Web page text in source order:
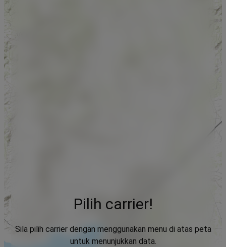
Pilih carrier!
Sila pilih carrier dengan menggunakan menu di atas peta
untuk menunjukkan data.